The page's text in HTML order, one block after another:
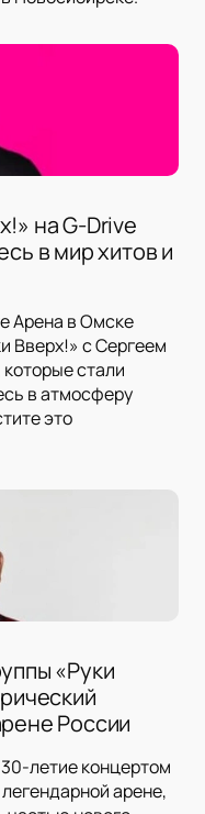
на G-Drive
в мир хитов и
Арена в Омске
Вверх!» с Сергеем
стали
в атмосферу
это
«Руки
России
летие концертом
арене,